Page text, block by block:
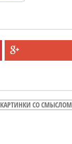
КАРТИНКИ СО СМЫСЛОМ